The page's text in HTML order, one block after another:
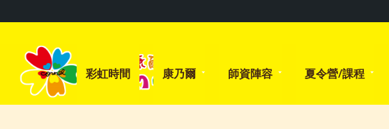
彩虹時間 康乃爾 師資陣容 夏令營/課程